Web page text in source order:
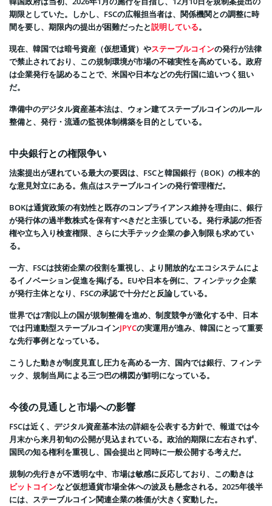
期限としていた。しかし、FSCの広報担当者は、関係機関との調整に時
間を要し、期限内の提出が困難だったと説明している。
現在、韓国では暗号資産（仮想通貨）やステーブルコインの発行が法律
で禁止されており、この規制環境が市場の不確実性を高めている。政府
は企業発行を認めることで、米国や日本などの先行国に追いつく狙い
だ。
準備中のデジタル資産基本法は、ウォン建てステーブルコインのルール
整備と、発行・流通の監視体制構築を目的としている。
中央銀行との権限争い
法案提出が遅れている最大の要因は、FSCと韓国銀行（BOK）の根本的
な意見対立にある。焦点はステーブルコインの発行管理権だ。
BOKは通貨政策の有効性と既存のコンプライアンス維持を理由に、銀行
が発行体の過半数株式を保有すべきだと主張している。発行承認の拒否
権や立ち入り検査権限、さらに大手テック企業の参入制限も求めてい
る。
一方、FSCは技術企業の役割を重視し、より開放的なエコシステムによ
るイノベーション促進を掲げる。EUや日本を例に、フィンテック企業
が発行主体となり、FSCの承認で十分だと反論している。
世界では7割以上の国が規制整備を進め、制度競争が激化する中、日本
では円連動型ステーブルコインJPYCの実運用が進み、韓国にとって重要
な先行事例となっている。
こうした動きが制度見直し圧力を高める一方、国内では銀行、フィンテ
ック、規制当局による三つ巴の構図が鮮明になっている。
今後の見通しと市場への影響
FSCは近く、デジタル資産基本法の詳細を公表する方針で、報道では今
月末から来月初旬の公開が見込まれている。政治的期限に左右されず、
国民の知る権利を重視し、国会提出と同時に一般公開する考えだ。
規制の先行きが不透明な中、市場は敏感に反応しており、この動きは
ビットコインなど仮想通貨市場全体への波及も懸念される。2025年後半
には、ステーブルコイン関連企業の株価が大きく変動した。